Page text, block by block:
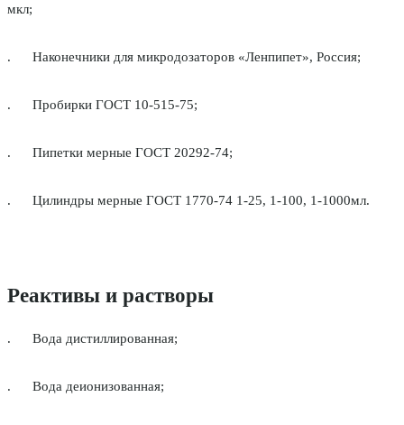
мкл;
. Наконечники для микродозаторов «Ленпипет», Россия;
. Пробирки ГОСТ 10-515-75;
. Пипетки мерные ГОСТ 20292-74;
. Цилиндры мерные ГОСТ 1770-74 1-25, 1-100, 1-1000мл.
Реактивы и растворы
. Вода дистиллированная;
. Вода деионизованная;